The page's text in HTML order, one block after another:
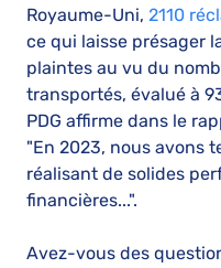
Royaume-Uni, 2110
ce qui laisse présager
plaintes au vu du
transportés, évalué à
PDG affirme dans le
"En 2023, nous avons
réalisant de solides
financières...".
Avez-vous des